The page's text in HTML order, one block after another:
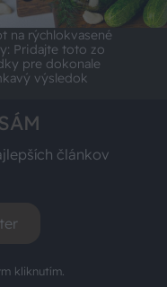
na rýchlokvasené
Pridajte toto zo
pre dokonale
výsledok
článkov
kliknutím.